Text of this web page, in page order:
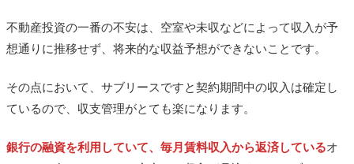
不動産投資の一番の不安は、空室や未収などによって収入が予
想通りに推移せず、将来的な収益予想ができないことです。
その点において、サブリースですと契約期間中の収入は確定し
ているので、収支管理がとても楽になります。
銀行の融資を利用していて、毎月賃料収入から返済しているオ